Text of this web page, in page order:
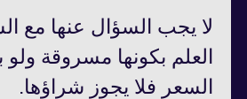
لا يجب السؤال عنها مع
العلم بكونها مسروقة ولو
السعر فلا يجوز شراؤها.